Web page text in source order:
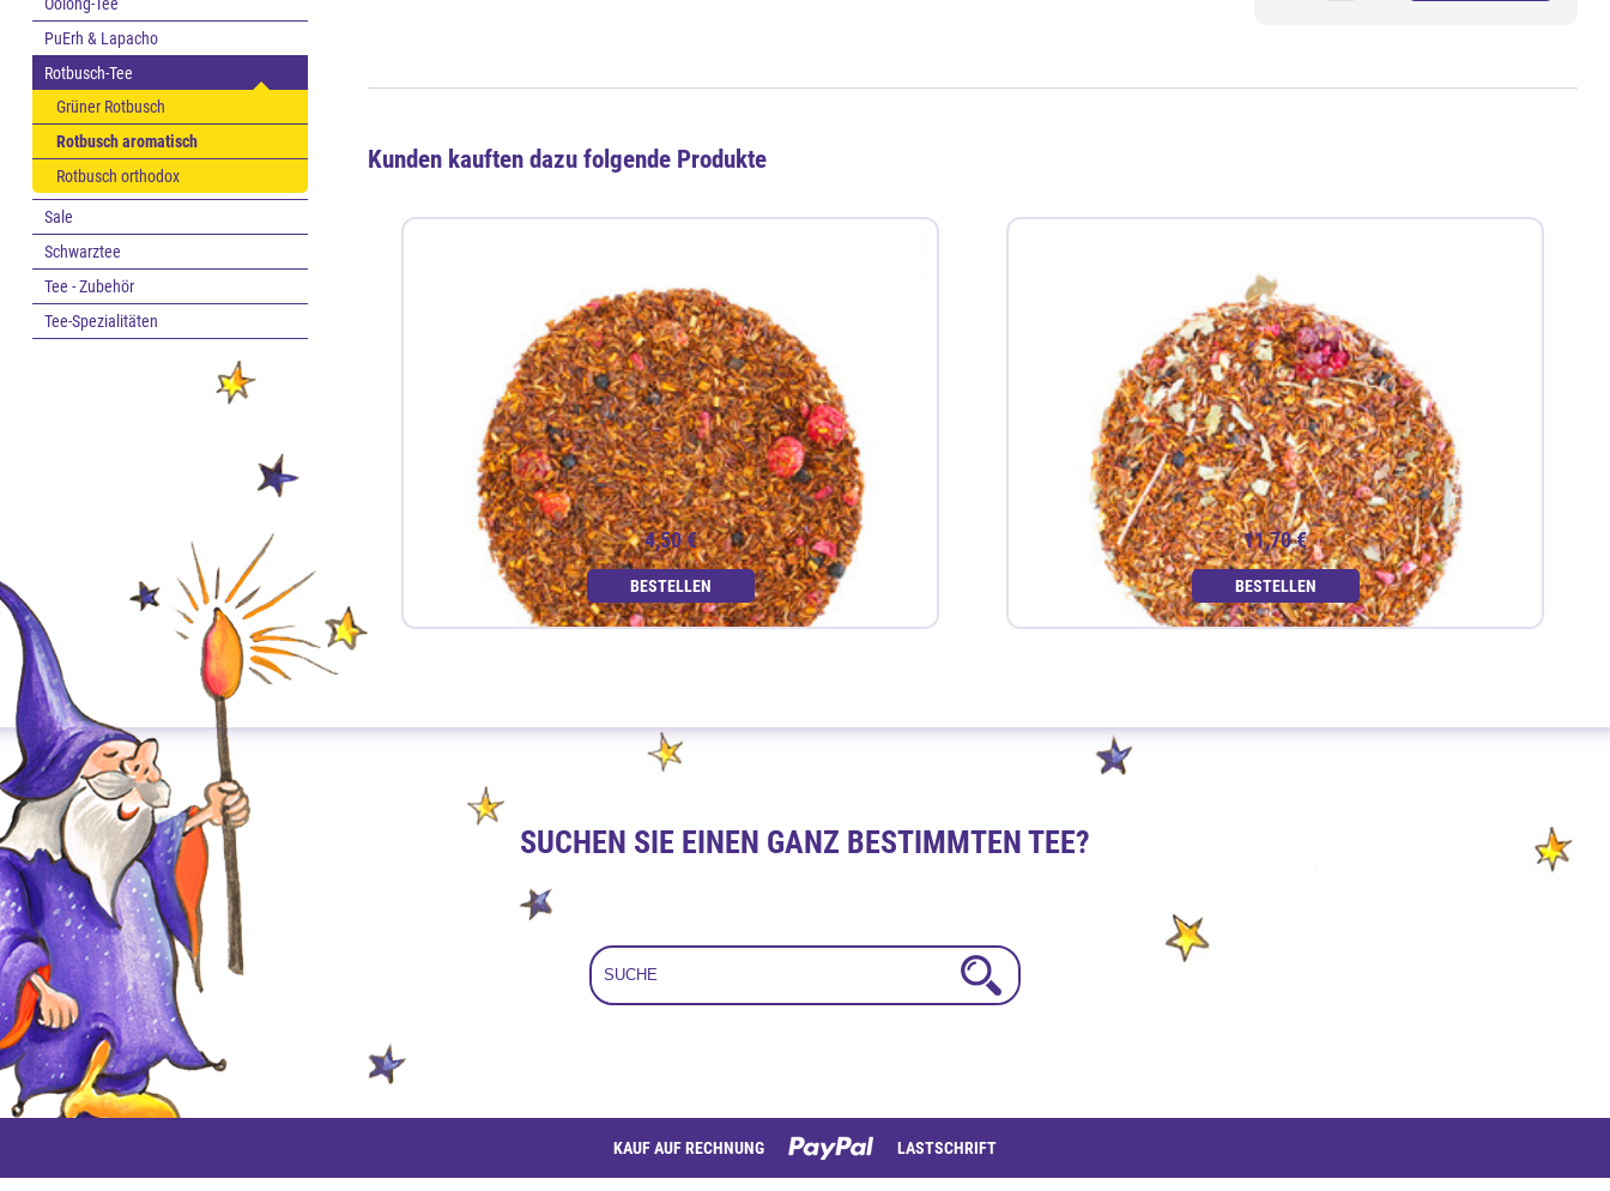
PuErh & Lapacho
Rotbusch-Tee
Grüner Rotbusch
Rotbusch aromatisch
Rotbusch orthodox
Sale
Schwarztee
Tee - Zubehör
Tee-Spezialitäten
Kunden kauften dazu folgende Produkte
Beeren Traum 100g
4,50 €
BESTELLEN
11,70 €
BESTELLEN
SUCHEN SIE EINEN GANZ BESTIMMTEN TEE?
KAUF AUF RECHNUNG
LASTSCHRIFT